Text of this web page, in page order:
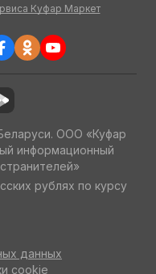
Куфар Маркет
ООО «Куфар
информационный
рублях по курсу
данных
cookie